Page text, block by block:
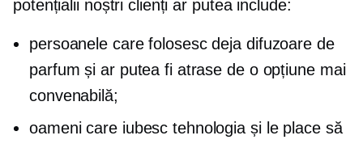
potențialii noștri clienți ar putea include:
persoanele care folosesc deja difuzoare de
parfum și ar putea fi atrase de o opțiune mai
convenabilă;
oameni care iubesc tehnologia și le place să